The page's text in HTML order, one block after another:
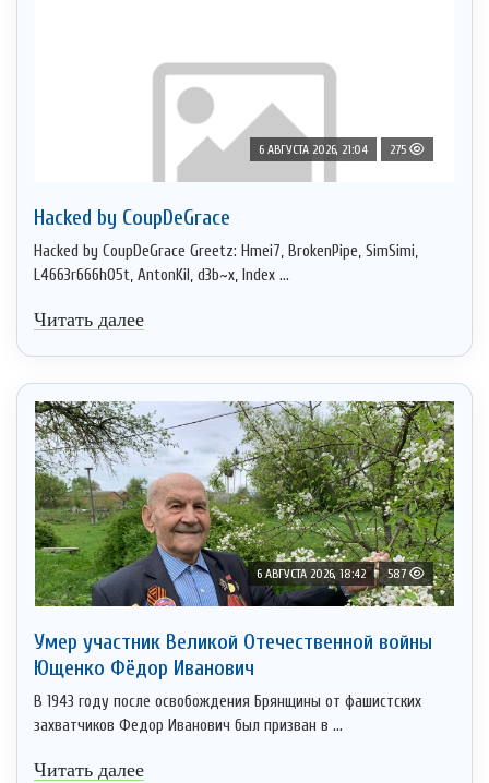
6 АВГУСТА 2026, 21:04 275
Hacked by CoupDeGrace
Hacked by CoupDeGrace Greetz: Hmei7, BrokenPipe, SimSimi,
L4663r666h05t, AntonKil, d3b~x, Index ...
Читать далее
6 АВГУСТА 2026, 18:42 587
Умер участник Великой Отечественной войны
Ющенко Фёдор Иванович
В 1943 году после освобождения Брянщины от фашистских
захватчиков Федор Иванович был призван в ...
Читать далее